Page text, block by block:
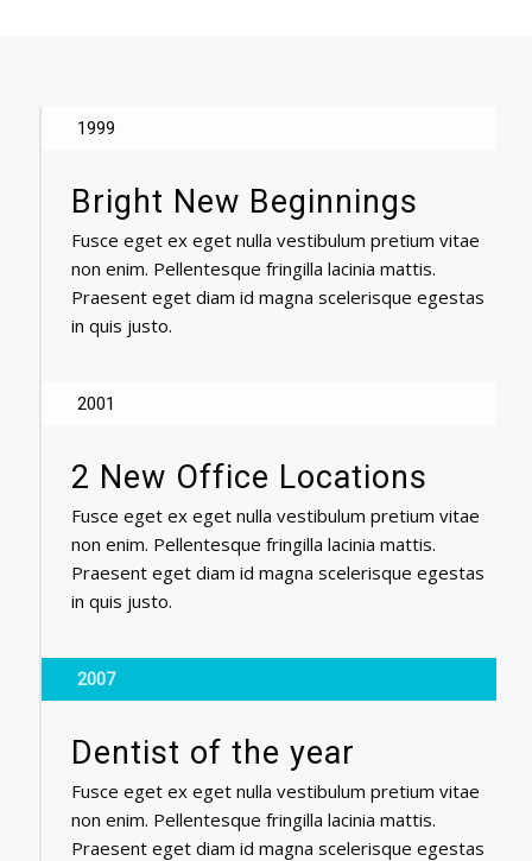
1999
Bright New Beginnings
Fusce eget ex eget nulla vestibulum pretium vitae
non enim. Pellentesque fringilla lacinia mattis.
Praesent eget diam id magna scelerisque egestas
in quis justo.
2001
2 New Office Locations
Fusce eget ex eget nulla vestibulum pretium vitae
non enim. Pellentesque fringilla lacinia mattis.
Praesent eget diam id magna scelerisque egestas
in quis justo.
2007
Dentist of the year
Fusce eget ex eget nulla vestibulum pretium vitae
non enim. Pellentesque fringilla lacinia mattis.
Praesent eget diam id magna scelerisque egestas